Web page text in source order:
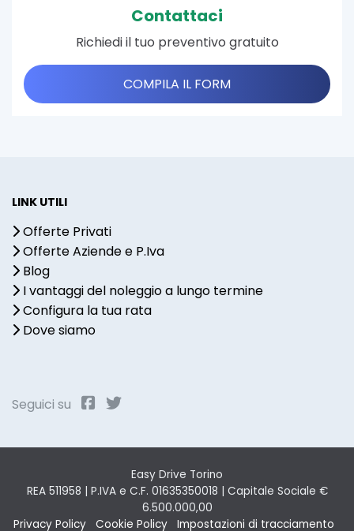
Contattaci
Richiedi il tuo preventivo gratuito
COMPILA IL FORM
LINK UTILI
Offerte Privati
Offerte Aziende e P.Iva
Blog
I vantaggi del noleggio a lungo termine
Configura la tua rata
Dove siamo
Seguici su
Easy Drive Torino
REA 511958 | P.IVA e C.F. 01635350018 | Capitale Sociale €
6.500.000,00
Privacy Policy
Cookie Policy Impostazioni di tracciamento